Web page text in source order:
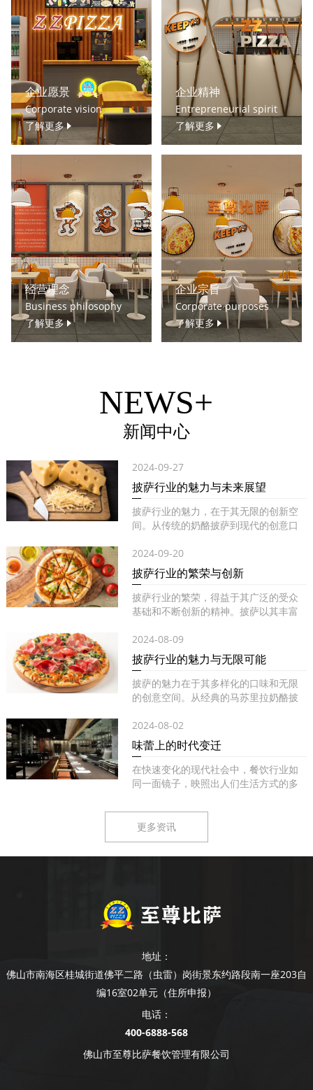
企业愿景
Corporate vision
了解更多
企业精神
Entrepreneurial spirit
了解更多
经营理念
Business philosophy
了解更多
企业宗旨
Corporate purposes
了解更多
NEWS+
新闻中心
2024-09-27
披萨行业的魅力与未来展望
披萨行业的魅力，在于其无限的创新空
间。从传统的奶酪披萨到现代的创意口
2024-09-20
披萨行业的繁荣与创新
披萨行业的繁荣，得益于其广泛的受众
基础和不断创新的精神。披萨以其丰富
2024-08-09
披萨行业的魅力与无限可能
披萨的魅力在于其多样化的口味和无限
的创意空间。从经典的马苏里拉奶酪披
2024-08-02
味蕾上的时代变迁
在快速变化的现代社会中，餐饮行业如
同一面镜子，映照出人们生活方式的多
更多资讯
地址：
佛山市南海区桂城街道佛平二路（虫雷）岗街景东约路段南一座203自
编16室02单元（住所申报）
电话：
400-6888-568
佛山市至尊比萨餐饮管理有限公司